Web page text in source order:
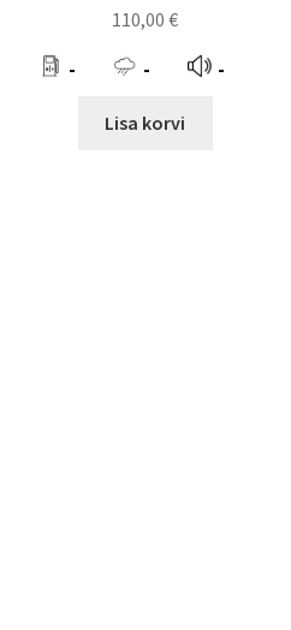
110,00€
- - -
Lisa korvi